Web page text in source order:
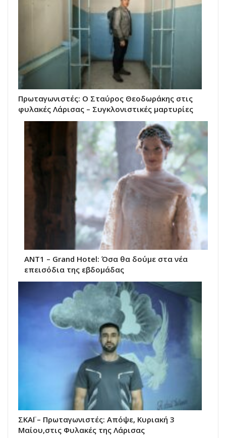
Πρωταγωνιστές: Ο Σταύρος Θεοδωράκης στις
φυλακές Λάρισας – Συγκλονιστικές μαρτυρίες
ΑΝΤ1 – Grand Hotel: Όσα θα δούμε στα νέα
επεισόδια της εβδομάδας
ΣΚΑΪ – Πρωταγωνιστές: Απόψε, Κυριακή 3
Μαίου,στις Φυλακές της Λάρισας